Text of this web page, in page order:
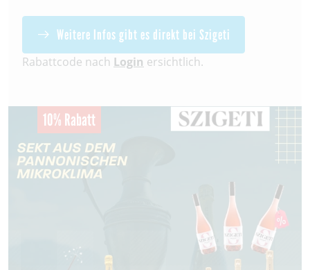
Weitere Infos gibt es direkt bei Szigeti
Rabattcode nach Login ersichtlich.
10% Rabatt